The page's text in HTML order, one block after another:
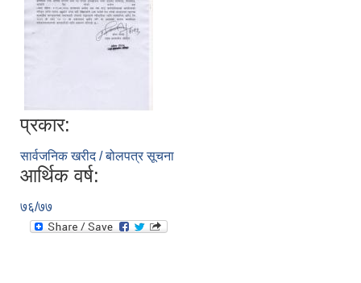
प्रकार:
सार्वजनिक खरीद / बोलपत्र सूचना
आर्थिक वर्ष:
७६/७७